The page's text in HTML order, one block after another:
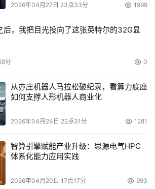
2026年04月27日 23点33分 1999
，我把目光投向了这张英特尔的32G显
分 0
从亦庄机器人马拉松破纪录，看算力底座
如何支撑人形机器人商业化
2026年04月24日 22点31分 1281
智算引擎赋能产业升级：思源电气HPC
体系化能力应用实践
2026年04月20日 17点17分 993